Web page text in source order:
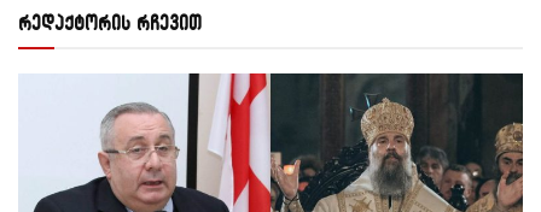
რედაქტორის რჩევით